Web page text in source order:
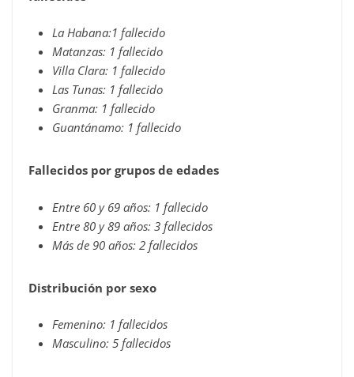
La Habana:1 fallecido
Matanzas: 1 fallecido
Villa Clara: 1 fallecido
Las Tunas: 1 fallecido
Granma: 1 fallecido
Guantánamo: 1 fallecido
Fallecidos por grupos de edades
Entre 60 y 69 años: 1 fallecido
Entre 80 y 89 años: 3 fallecidos
Más de 90 años: 2 fallecidos
Distribución por sexo
Femenino: 1 fallecidos
Masculino: 5 fallecidos